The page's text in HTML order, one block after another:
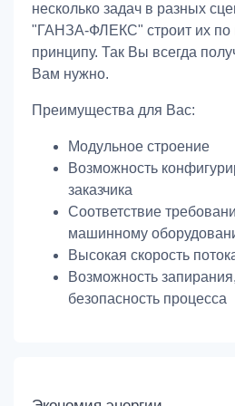
несколько задач в разных
"ГАНЗА-ФЛЕКС" строит их по
принципу. Так Вы всегда
Вам нужно.
Преимущества для Вас:
Модульное строение
Возможность
заказчика
Соответствие
машинному
Высокая скорость
Возможность
безопасность процесса